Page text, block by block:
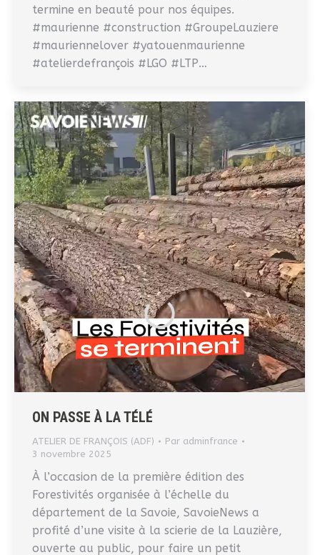
termine en beauté pour nos équipes.
#maurienne #construction #GroupeLauziere
#mauriennelover #yatouenmaurienne
#atelierdefrançois #LGO #LTP…
ON PASSE À LA TÉLÉ
ATELIER DE FRANÇOIS (ADF) Par adminfrance
3 novembre 2025
À l’occasion de la première édition des
Forestivités organisée à l’échelle du
département de la Savoie, SavoieNews a
profité d’une visite à la scierie de la Lauzière,
ouverte au public, pour faire un petit